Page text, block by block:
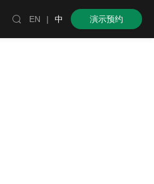
 EN | 中 演示预约